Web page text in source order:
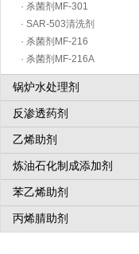
· 杀菌剂MF-301
· SAR-503清洗剂
· 杀菌剂MF-216
· 杀菌剂MF-216A
锅炉水处理剂
反渗透药剂
乙烯助剂
炼油石化制成添加剂
苯乙烯助剂
丙烯腈助剂